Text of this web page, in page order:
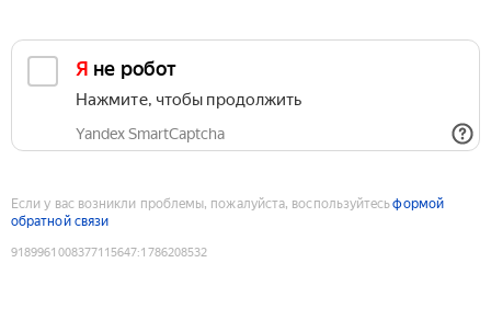
Я не робот
Нажмите, чтобы продолжить
Yandex SmartCaptcha
Если у вас возникли проблемы, пожалуйста, воспользуйтесьформой
обратной связи
9189961008377115647:1786208532